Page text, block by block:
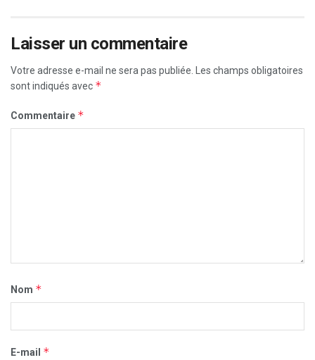
Laisser un commentaire
Votre adresse e-mail ne sera pas publiée. Les champs obligatoires
sont indiqués avec *
Commentaire *
Nom *
E-mail *